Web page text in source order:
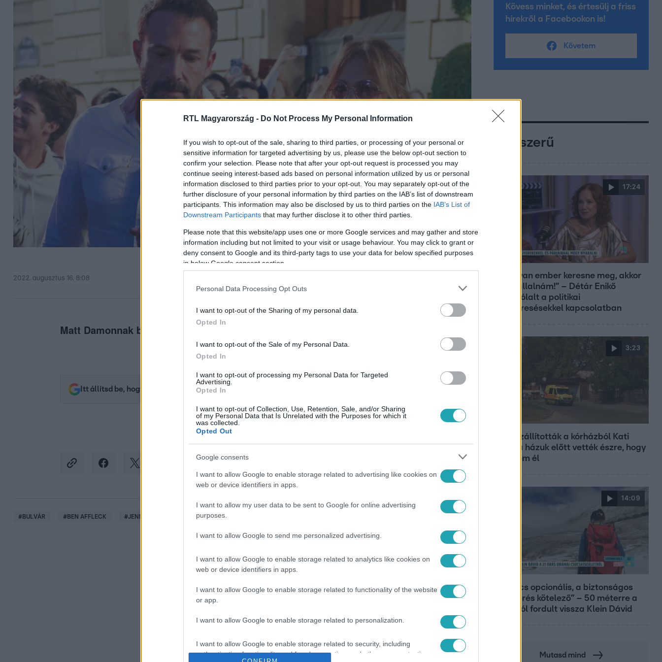
RTL Magyarország - Do Not Process My Personal Information
If you wish to opt-out of the sale, sharing to third parties, or processing of your personal or
sensitive information for targeted advertising by us, please use the below opt-out section to
confirm your selection. Please note that after your opt-out request is processed you may
continue seeing interest-based ads based on personal information utilized by us or personal
information disclosed to third parties prior to your opt-out. You may separately opt-out of the
further disclosure of your personal information by third parties on the IAB’s list of downstream
participants. This information may also be disclosed by us to third parties on the IAB’s List of
Downstream Participants that may further disclose it to other third parties.
Please note that this website/app uses one or more Google services and may gather and store
information including but not limited to your visit or usage behaviour. You may click to grant or
deny consent to Google and its third-party tags to use your data for below specified purposes
in below Google consent section.
Personal Data Processing Opt Outs
I want to opt-out of the Sharing of my personal data.
Opted In
I want to opt-out of the Sale of my Personal Data.
Opted In
I want to opt-out of processing my Personal Data for Targeted
Advertising.
Opted In
I want to opt-out of Collection, Use, Retention, Sale, and/or Sharing
of my Personal Data that Is Unrelated with the Purposes for which it
was collected.
Opted Out
Google consents
I want to allow Google to enable storage related to advertising like cookies on
web or device identifiers in apps.
I want to allow my user data to be sent to Google for online advertising
purposes.
I want to allow Google to send me personalized advertising.
I want to allow Google to enable storage related to analytics like cookies on
web or device identifiers in apps.
I want to allow Google to enable storage related to functionality of the website
or app.
I want to allow Google to enable storage related to personalization.
I want to allow Google to enable storage related to security, including
authentication functionality and fraud prevention, and other user protection.
2022. augusztus 16. 8:08
Matt Damonnak biztosan van meghívója.
Itt állítsd be, hogy az RTL.hu az elsők között legyen a Google-találatokban!
#BULVÁR #BEN AFFLECK #JENNIFER LOPEZ #ESKÜVŐ
Kövess minket, és értesülj a friss
hírekről a Facebookon is!
Követem
Népszerű
17:24
„Ha olyan ember keresne meg, akkor
sem vállalnám!” – Détár Enikő
megszólalt a politikai
megkeresésekkel kapcsolatban
3:23
Hazaszállították a kórházból Kati
nénit, a házuk előtt vették észre, hogy
már nem él
14:09
„A csúcs opcionális, a biztonságos
hazatérés kötelező” – 50 méterre a
csúcstól fordult vissza Klein Dávid
Mutasd mind